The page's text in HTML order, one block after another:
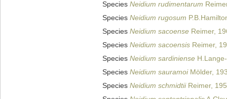
Species Neidium rudimentarum
Species Neidium rugosum
Species Neidium sacoense Reimer,
Species Neidium sacoensis Reimer,
Species Neidium sardiniense
Species Neidium sauramoiMölder,
Species Neidium schmidtiiReimer,